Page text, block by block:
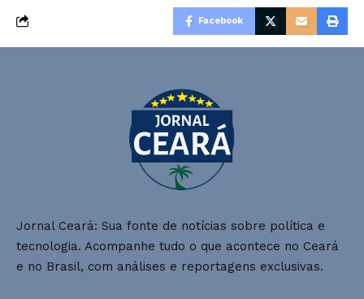
Facebook
Jornal Ceará: Sua fonte de notícias sobre política e
tecnologia. Acompanhe tudo o que acontece no Ceará
e no Brasil, com análises e reportagens exclusivas.